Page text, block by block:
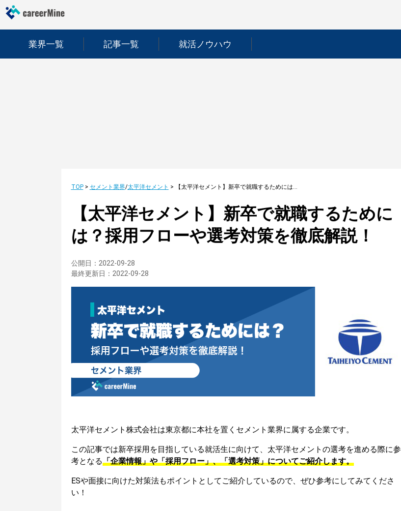
業界一覧 記事一覧 就活ノウハウ
TOP> セメント業界/太平洋セメント > 【太平洋セメント】新卒で就職するためには？採用フローや選考対策を徹底解説！
【太平洋セメント】新卒で就職するために
は？採用フローや選考対策を徹底解説！
公開日： 2022-09-28
最終更新日： 2022-09-28
太平洋セメント株式会社は東京都に本社を置くセメント業界に属する企業です。
この記事では新卒採用を目指している就活生に向けて、太平洋セメントの選考を進める際に参
考となる「企業情報」や「採用フロー」、「選考対策」についてご紹介します。
ESや面接に向けた対策法もポイントとしてご紹介しているので、ぜひ参考にしてみてくださ
い！